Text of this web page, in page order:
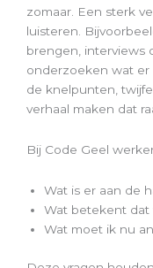
zomaar. Een sterk
luisteren.
brengen, interviews
onderzoeken wat er
de knelpunten,
verhaal maken dat
Bij Code Geel
Wat is er aan de
Wat betekent dat
Wat moet ik nu